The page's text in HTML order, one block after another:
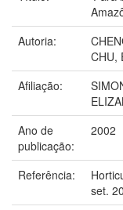
Autoria:
CHU,
Afiliação:
Ano de
publicação:
2002
Referência:
set.